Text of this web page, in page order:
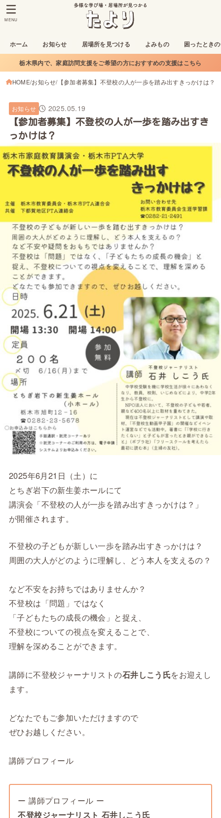
ホーム お知らせ 居場所を見つける よみもの 困ったとき
MENU
栃木県内で、家庭訪問支援をご希望の方におすすめの支援はこちら
HOME お知らせ 【参加者募集】不登校の人が一歩を踏み出すきっかけは？
お知らせ 2025.05.19
【参加者募集】不登校の人が一歩を踏み出すき
っかけは？
2025年6月21日（土）に
とちぎ岩下の新生姜ホールにて
講演会「不登校の人が一歩を踏み出すきっかけは？」
が開催されます。
不登校の子どもが新しい一歩を踏み出すきっかけは？
周囲の大人がどのように理解し、どう本人を支えるの？
など不安をお持ちではありませんか？
不登校は「問題」ではなく
「子どもたちの成長の機会」と捉え、
不登校についての視点を変えることで、
理解を深めることができます。
講師に不登校ジャーナリストの石井しこう氏をお迎えし
ます。
どなたでもご参加いただけますので
ぜひお越しください。
講師プロフィール
ー 講師プロフィール ー
不登校ジャーナリスト 石井しこう氏